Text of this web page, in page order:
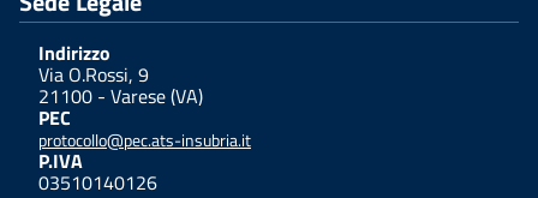
Indirizzo
Via O.Rossi, 9
21100 - Varese (VA)
PEC
protocollo@pec.ats-insubria.it
P.IVA
03510140126